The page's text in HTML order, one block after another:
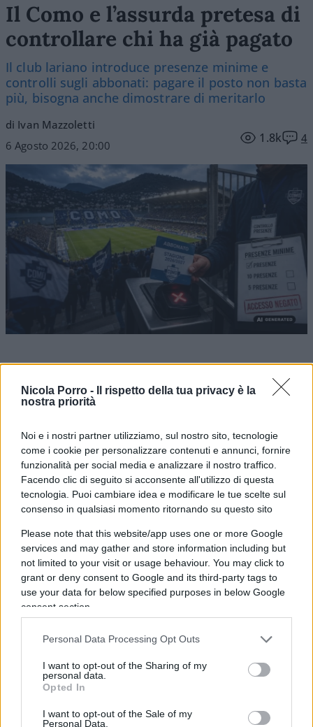
Nicola Porro -
Il rispetto della tua privacy è la
nostra priorità
Noi e i nostri partner utilizziamo, sul nostro sito, tecnologie
come i cookie per personalizzare contenuti e annunci, fornire
funzionalità per social media e analizzare il nostro traffico.
Facendo clic di seguito si acconsente all'utilizzo di questa
tecnologia. Puoi cambiare idea e modificare le tue scelte sul
consenso in qualsiasi momento ritornando su questo sito
Please note that this website/app uses one or more Google
services and may gather and store information including but
not limited to your visit or usage behaviour. You may click to
grant or deny consent to Google and its third-party tags to
use your data for below specified purposes in below Google
consent section.
Personal Data Processing Opt Outs
I want to opt-out of the Sharing of my
personal data.
Opted In
I want to opt-out of the Sale of my
Personal Data.
Il Como e l’assurda pretesa di
controllare chi ha già pagato
Il club lariano introduce presenze minime e
controlli sugli abbonati: pagare il posto non basta
più, bisogna anche dimostrare di meritarlo
di Ivan Mazzoletti
6 Agosto 2026, 20:00
1.8k 4
I giorni che anticipano l’inizio del campionato di
Serie Adi calcio sono caratterizzati da fattori più
o meno importanti: c’è lo studio del listone del
Fantacalcio ma soprattutto l’acquisto degli
abbonamenti per seguire allo stadio dal vivo la
“sparuta minoranza” di laziali che l’hanno
confermato senza lasciarsi condizionare dallo
scontro tra Lotito e i tifosie c’è chi deve fare i